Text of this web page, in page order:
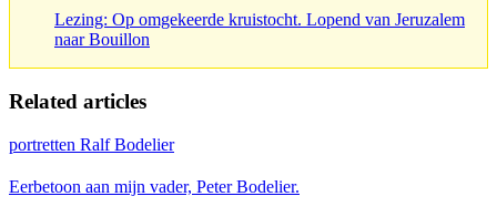
Lezing: Op omgekeerde kruistocht. Lopend van Jeruzalem
naar Bouillon
Related articles
portretten Ralf Bodelier
Eerbetoon aan mijn vader, Peter Bodelier.